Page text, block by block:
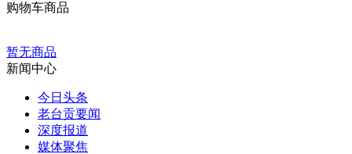
购物车商品
暂无商品
新闻中心
今日头条
老台贡要闻
深度报道
媒体聚焦